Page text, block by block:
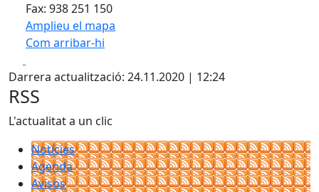
Fax: 938 251 150
Amplieu el mapa
Com arribar-hi
+
−
Darrera actualització: 24.11.2020 | 12:24
RSS
L'actualitat a un clic
Notícies
Agenda
Avisos